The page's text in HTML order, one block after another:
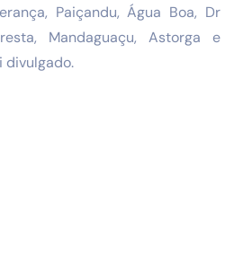
Paiçandu, Água Boa, Dr
Mandaguaçu, Astorga e
divulgado.